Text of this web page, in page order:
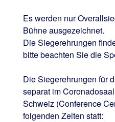
Es werden nur
Bühne ausgezeichnet.
Die Siegerehrungen
bitte beachten Sie die
Die Siegerehrungen für
separat im
Schweiz (Conference
folgenden Zeiten statt: